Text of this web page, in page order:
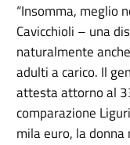
“Insomma, meglio
Cavicchioli – una
naturalmente
adulti a carico. Il
attesta attorno al
comparazione
mila euro, la donna